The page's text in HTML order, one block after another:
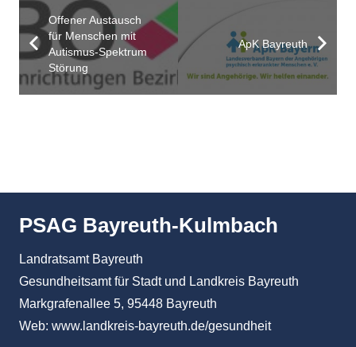
Offener Austausch
für Menschen mit
Autismus-Spektrum
Störung
ApK Bayreuth
PSAG Bayreuth-Kulmbach
Landratsamt Bayreuth
Gesundheitsamt für Stadt und Landkreis Bayreuth
Markgrafenallee 5, 95448 Bayreuth
Web: www.landkreis-bayreuth.de/gesundheit